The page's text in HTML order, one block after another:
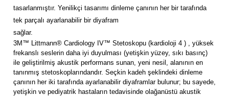
tasarlanmıştır. Yenilikçi tasarımı dinleme çanının her bir tarafında
tek parçalı ayarlanabilir bir diyafram
sağlar.
3M™ Littmann® Cardiology IV™ Stetoskopu (kardioloji 4 ) , yüksek
frekanslı seslerin daha iyi duyulması (yetişkin yüzey, sıkı basınç)
ile geliştirilmiş akustik performans sunan, yeni nesil, alanının en
tanınmış stetoskoplarındandır. Seçkin kadeh şeklindeki dinleme
çanının her iki tarafında ayarlanabilir diyaframlar bulunur; bu sayede,
yetişkin ve pediyatrik hastaların tedavisinde olağanüstü akustik